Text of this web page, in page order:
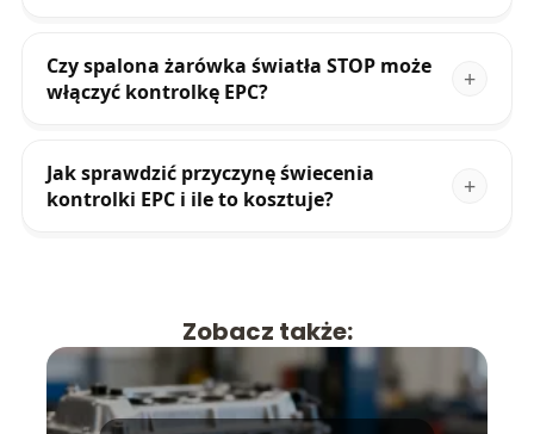
Czy spalona żarówka światła STOP może
włączyć kontrolkę EPC?
Jak sprawdzić przyczynę świecenia
kontrolki EPC i ile to kosztuje?
Zobacz także: